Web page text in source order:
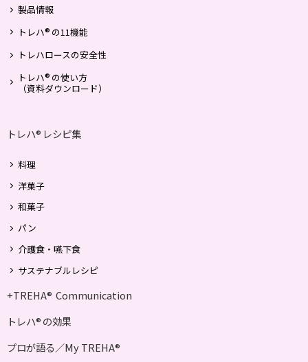
製品情報
トレハ® の11機能
トレハロースの安全性
トレハ® の使い方
（資料ダウンロード）
トレハ® レシピ集
料理
洋菓子
和菓子
パン
介護食・嚥下食
サステナブルレシピ
+TREHA® Communication
トレハ® の効果
プロが語る／My TREHA®